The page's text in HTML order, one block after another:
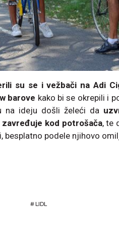
su se i vežbači na Adi
barove kako bi se okrepili i
na ideju došli želeći da
kod potrošača, te
besplatno podele njihovo
#LIDL